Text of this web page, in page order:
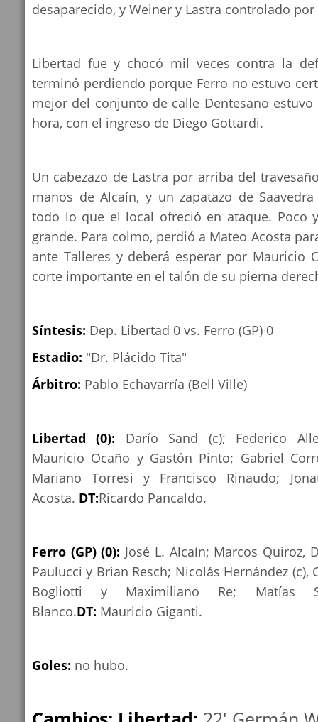
desaparecido, y Weiner y Lastra controlado
Libertad fue y chocó mil veces contra la
terminó perdiendo porque Ferro no estuvo
mejor del conjunto de calle Dentesano
hora, con el ingreso de Diego Gottardi.
Un cabezazo de Lastra por arriba del
manos de Alcaín, y un zapatazo de
todo lo que el local ofreció en ataque. Poco
grande. Para colmo, perdió a Mateo Acosta
ante Talleres y deberá esperar por Mauricio
corte importante en el talón de su pierna
Síntesis: Dep. Libertad 0 vs. Ferro (GP) 0
Estadio: "Dr. Plácido Tita"
Árbitro: Pablo Echavarría (Bell Ville)
Libertad (0): Darío Sand (c); Federico
Mauricio Ocaño y Gastón Pinto; Gabriel
Mariano Torresi y Francisco Rinaudo;
Acosta. DT:Ricardo Pancaldo.
Ferro (GP) (0): José L. Alcaín; Marcos Quiroz,
Paulucci y Brian Resch; Nicolás Hernández (c),
Bogliotti y Maximiliano Re; Matías
Blanco.DT: Mauricio Giganti.
Goles: no hubo.